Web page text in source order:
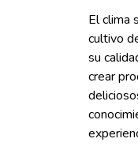
El clima
cultivo
su
crear